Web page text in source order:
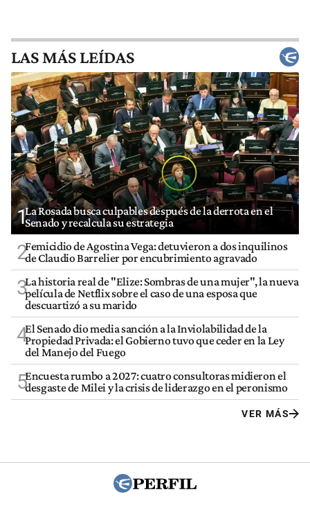
LAS MÁS LEÍDAS
1La Rosada busca culpables después de la derrota en el
Senado y recalcula su estrategia
2Femicidio de Agostina Vega: detuvieron a dos inquilinos
de Claudio Barrelier por encubrimiento agravado
3La historia real de "Elize: Sombras de una mujer", la nueva
película de Netflix sobre el caso de una esposa que
descuartizó a su marido
4El Senado dio media sanción a la Inviolabilidad de la
Propiedad Privada: el Gobierno tuvo que ceder en la Ley
del Manejo del Fuego
5Encuesta rumbo a 2027: cuatro consultoras midieron el
desgaste de Milei y la crisis de liderazgo en el peronismo
VER MÁS